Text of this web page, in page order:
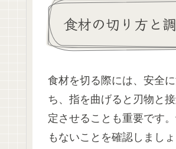
食材の切り方と
食材を切る際には、安全
ち、指を曲げると刃物と
定させることも重要です
もないことを確認しましょ